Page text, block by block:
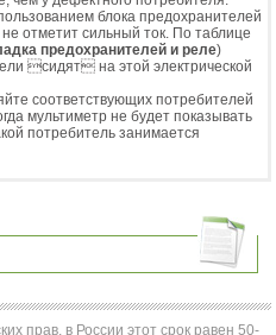
блока предохранителей
отметит сильный ток. По таблице
предохранителей и реле)
сидят на этой электрической
соответствующих потребителей
мультиметр не будет показывать
потребитель занимается
прав, в России этот срок равен 50-